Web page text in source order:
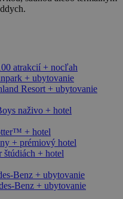
atrakcií + nocľah
+ ubytovanie
Resort + ubytovanie
naživo + hotel
+ hotel
+ prémiový hotel
štúdiách + hotel
Benz + ubytovanie
Benz + ubytovanie